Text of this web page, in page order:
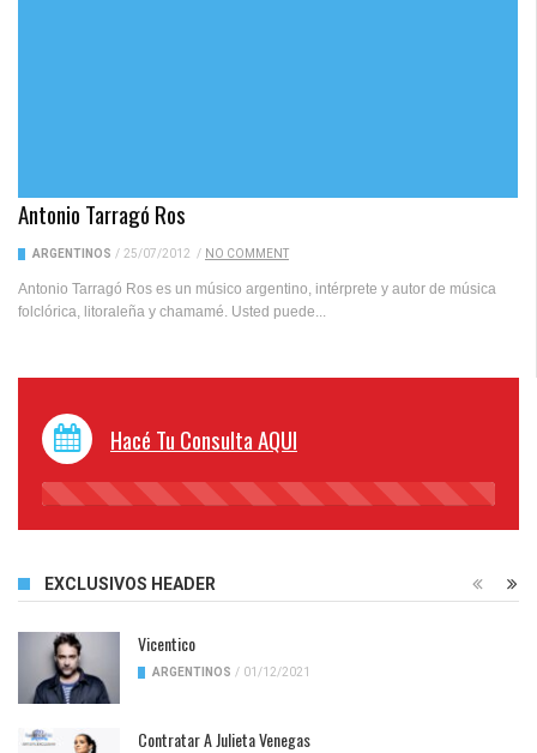
Antonio Tarragó Ros
ARGENTINOS / 25/07/2012 / NO COMMENT
Antonio Tarragó Ros es un músico argentino, intérprete y autor de música
folclórica, litoraleña y chamamé. Usted puede...
Hacé Tu Consulta AQUI
45%
EXCLUSIVOS HEADER
Vicentico
ARGENTINOS / 01/12/2021
Contratar A Julieta Venegas